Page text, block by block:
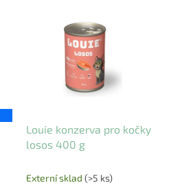
Louie konzerva pro kočky
losos 400 g
Externí sklad (>5 ks)